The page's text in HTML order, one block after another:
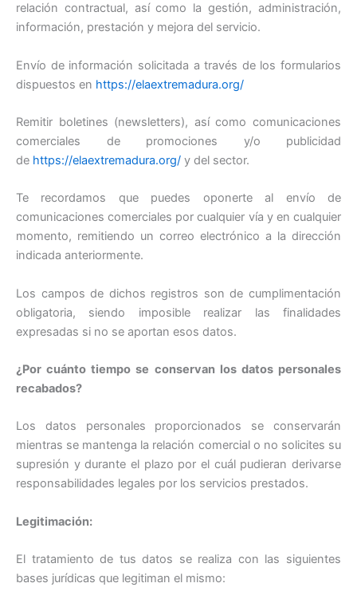
relación contractual, así como la gestión, administración,
información, prestación y mejora del servicio.
Envío de información solicitada a través de los formularios
dispuestos en https://elaextremadura.org/
Remitir boletines (newsletters), así como comunicaciones
comerciales de promociones y/o publicidad
de https://elaextremadura.org/ y del sector.
Te recordamos que puedes oponerte al envío de
comunicaciones comerciales por cualquier vía y en cualquier
momento, remitiendo un correo electrónico a la dirección
indicada anteriormente.
Los campos de dichos registros son de cumplimentación
obligatoria, siendo imposible realizar las finalidades
expresadas si no se aportan esos datos.
¿Por cuánto tiempo se conservan los datos personales
recabados?
Los datos personales proporcionados se conservarán
mientras se mantenga la relación comercial o no solicites su
supresión y durante el plazo por el cuál pudieran derivarse
responsabilidades legales por los servicios prestados.
Legitimación:
El tratamiento de tus datos se realiza con las siguientes
bases jurídicas que legitiman el mismo: